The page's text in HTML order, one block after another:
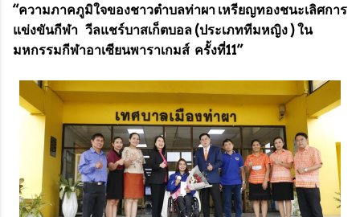
“ความภาคภูมิใจของชาวตำบลท่าผา เหรียญทองชนะเลิศการ
แข่งขันกีฬา วีลแชร์บาสเก็ตบอล (ประเภททีมหญิง ) ใน
มหกรรมกีฬาอาเซียนพาราเกมส์ ครั้งที่11”